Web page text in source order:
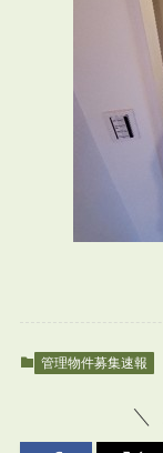
管理物件募集速報